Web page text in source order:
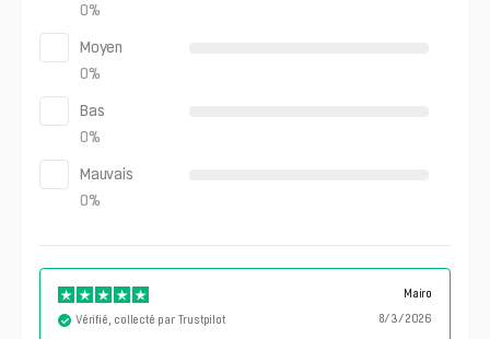
0%
Moyen
0%
Bas
0%
Mauvais
0%
Mairo
8/3/2026
Vérifié, collecté par Trustpilot